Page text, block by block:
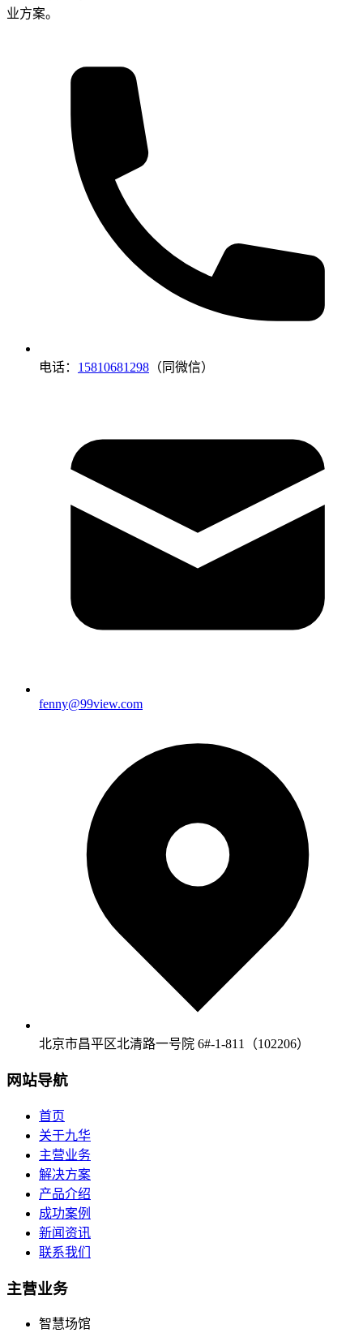
业方案。
电话： 15810681298 （同微信）
fenny@99view.com
北京市昌平区北清路一号院 6#-1-811（102206）
网站导航
首页
关于九华
主营业务
解决方案
产品介绍
成功案例
新闻资讯
联系我们
主营业务
智慧场馆